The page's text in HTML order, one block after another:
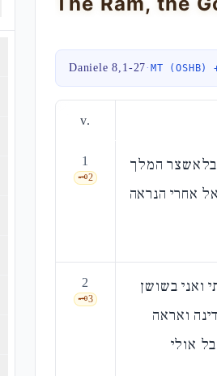
Daniele 8,1-27·MT (OSHB)
v.
1
🗝️2
המלך
אחרי הנראה
2
🗝️3
ואני בשושן
ואראה
אולי